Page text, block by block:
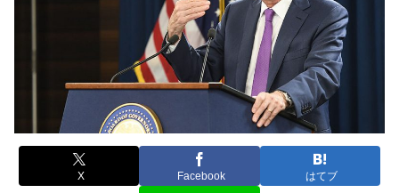
X Facebook はてブ